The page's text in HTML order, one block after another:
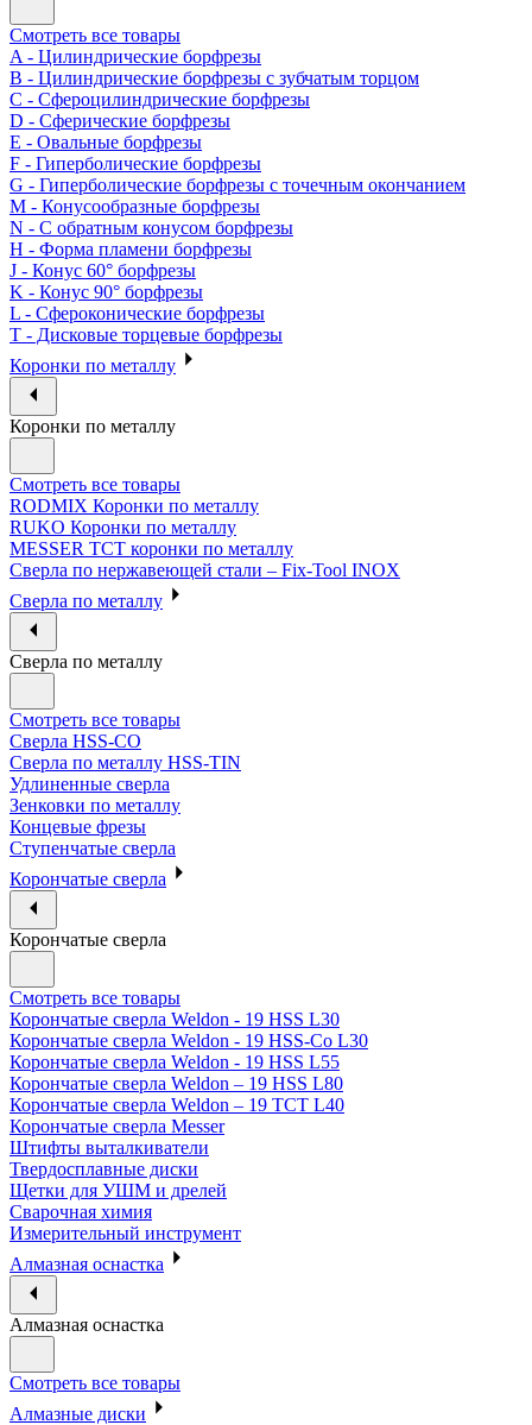
Смотреть все товары
A - Цилиндрические борфрезы
B - Цилиндрические борфрезы с зубчатым торцом
C - Сфероцилиндрические борфрезы
D - Сферические борфрезы
E - Овальные борфрезы
F - Гиперболические борфрезы
G - Гиперболические борфрезы с точечным окончанием
M - Конусообразные борфрезы
N - С обратным конусом борфрезы
H - Форма пламени борфрезы
J - Конус 60° борфрезы
K - Конус 90° борфрезы
L - Сфероконические борфрезы
T - Дисковые торцевые борфрезы
Коронки по металлу
Коронки по металлу
Смотреть все товары
RODMIX Коронки по металлу
RUKO Коронки по металлу
MESSER ТСТ коронки по металлу
Сверла по нержавеющей стали – Fix-Tool INOX
Сверла по металлу
Сверла по металлу
Смотреть все товары
Сверла HSS-CO
Сверла по металлу HSS-TIN
Удлиненные сверла
Зенковки по металлу
Концевые фрезы
Ступенчатые сверла
Корончатые сверла
Корончатые сверла
Смотреть все товары
Корончатые сверла Weldon - 19 HSS L30
Корончатые сверла Weldon - 19 HSS-Co L30
Корончатые сверла Weldon - 19 HSS L55
Корончатые сверла Weldon – 19 HSS L80
Корончатые сверла Weldon – 19 TCT L40
Корончатые сверла Messer
Штифты выталкиватели
Твердосплавные диски
Щетки для УШМ и дрелей
Сварочная химия
Измерительный инструмент
Алмазная оснастка
Алмазная оснастка
Смотреть все товары
Алмазные диски